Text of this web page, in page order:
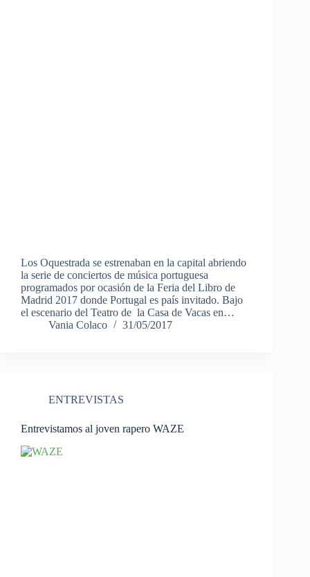
Los Oquestrada se estrenaban en la capital abriendo
la serie de conciertos de música portuguesa
programados por ocasión de la Feria del Libro de
Madrid 2017 donde Portugal es país invitado. Bajo
el escenario del Teatro de la Casa de Vacas en…
Vania Colaco
31/05/2017
ENTREVISTAS
Entrevistamos al joven rapero WAZE